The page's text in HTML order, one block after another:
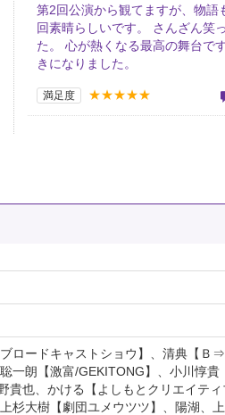
第2回公演から観てますが、物語
回素晴らしいです。 さんざん笑
た。 心が熱くなる最高の舞台で
きになりました。
満足度 ★★★★★
ロードキャストショウ】、清典【Ｂ⇒
一朗【激富/GEKITONG】、小川惇貴
貴也、かける【よしもとクリエイテ
杉大樹【劇団ユメウツツ】、陽湖、上